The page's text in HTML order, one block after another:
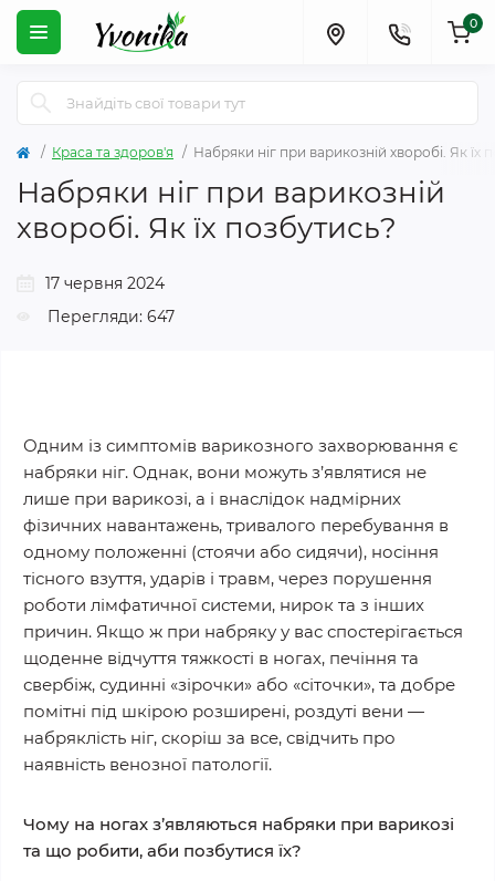
0
Краса та здоров'я Набряки ніг при варикозній хворобі. Як їх
Набряки ніг при варикозній
хворобі. Як їх позбутись?
17 червня 2024
Перегляди: 647
Одним із симптомів варикозного захворювання є
набряки ніг. Однак, вони можуть з’являтися не
лише при варикозі, а і внаслідок надмірних
фізичних навантажень, тривалого перебування в
одному положенні (стоячи або сидячи), носіння
тісного взуття, ударів і травм, через порушення
роботи лімфатичної системи, нирок та з інших
причин. Якщо ж при набряку у вас спостерігається
щоденне відчуття тяжкості в ногах, печіння та
свербіж, судинні «зірочки» або «сіточки», та добре
помітні під шкірою розширені, роздуті вени —
набряклість ніг, скоріш за все, свідчить про
наявність венозної патології.
Чому на ногах з’являються набряки при варикозі
та що робити, аби позбутися їх?